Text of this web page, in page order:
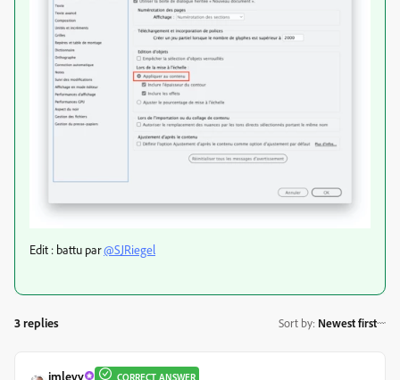
Edit : battu par@SJRiegel
3 replies Sort by: Newest first
jmlevy CORRECT ANSWER